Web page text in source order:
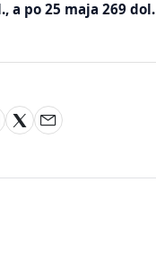
a po 25 maja 269 dol.